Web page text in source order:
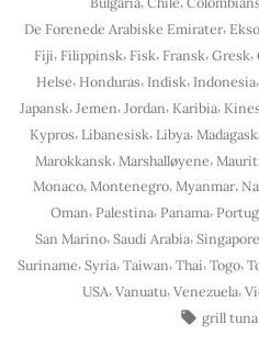
De Forenede Arabiske Emirater,
Fiji, Filippinsk, Fisk, Fransk,Gresk,
Helse, Honduras, Indisk, Indonesia,
Japansk, Jemen, Jordan, Karibia,
Kypros, Libanesisk, Libya,
Marokkansk, Marshalløyene,
Monaco, Montenegro, Myanmar,
Oman, Palestina, Panama,
San Marino,Saudi Arabia,Singapore
Suriname,Syria,Taiwan,Thai,Togo,
USA, Vanuatu, Venezuela,
Stikkord:
grill tuna,